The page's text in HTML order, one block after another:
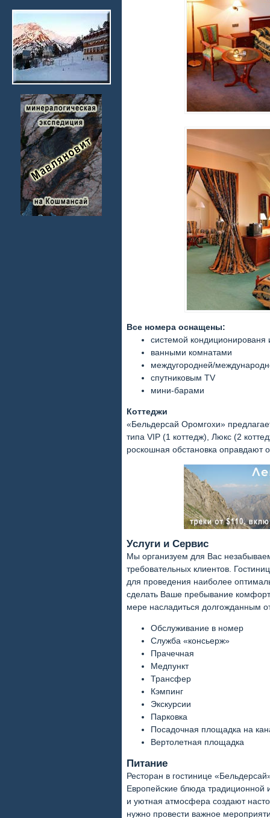
Все номера оснащены:
системой кондиционированя
ванными комнатами
междугородней/
спутниковым TV
мини-барами
Коттеджи
«Бельдерсай Оромгохи»
типа VIP (1 коттедж), Люкс (2
роскошная обстановка оправдают
Услуги и Сервис
Мы организуем для Вас
требовательных клиентов.
для проведения наиболее
сделать Ваше пребывание
мере насладиться долгожданным
Обслуживание в номер
Служба «консьерж»
Прачечная
Медпункт
Трансфер
Кэмпинг
Экскурсии
Парковка
Посадочная площадка на
Вертолетная площадка
Питание
Ресторан в гостинице
Европейские блюда традиционной
и уютная атмосфера создают
нужно провести важное